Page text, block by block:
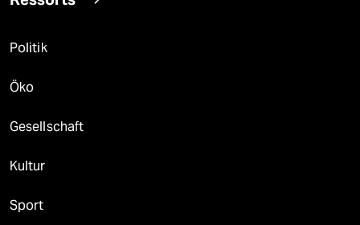
Politik
Öko
Gesellschaft
Kultur
Sport